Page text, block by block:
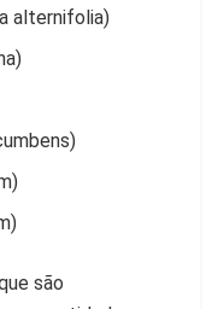
alternifolia)
são